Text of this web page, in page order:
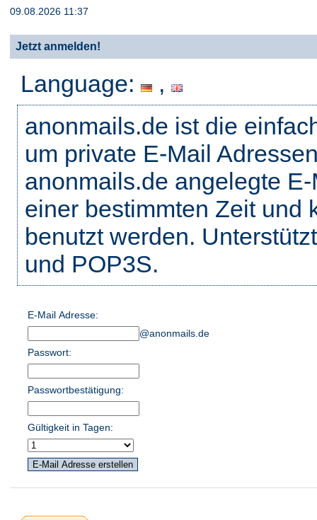
09.08.2026 11:37
Jetzt anmelden!
Language:
,
anonmails.de ist die
um private E-Mail
anonmails.de angelegte
einer bestimmten Zeit und
benutzt werden.
und POP3S.
E-Mail Adresse:
@anonmails.de
Passwort:
Passwortbestätigung:
Gültigkeit in Tagen: